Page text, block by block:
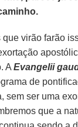
virão farão
AEvangelii
de
sem ser uma
que a